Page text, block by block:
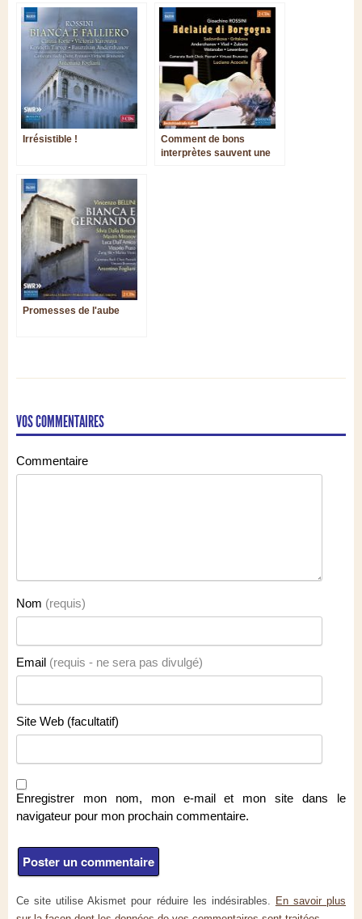
Irrésistible !
Comment de bons
interprètes sauvent une
Promesses de l'aube
VOS COMMENTAIRES
Commentaire
Nom (requis)
Email (requis - ne sera pas divulgé)
Site Web (facultatif)
Enregistrer mon nom, mon e-mail et mon site dans le
navigateur pour mon prochain commentaire.
Ce site utilise Akismet pour réduire les indésirables.
En savoir plus